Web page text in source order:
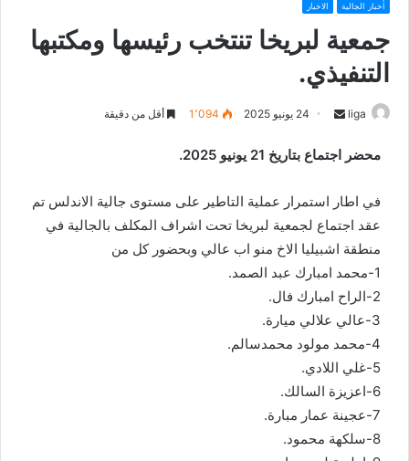
أخبار الجالية الاخبار
جمعية لبريخا تنتخب رئيسها ومكتبها
التنفيذي.
liga
n
n
e
m
a
24 يونيو 2025 1٬094 أقل من دقيقة
محضر اجتماع بتاريخ 21 يونيو 2025.
في اطار استمرار عملية التاطير على مستوى جالية الاندلس تم
عقد اجتماع لجمعية لبريخا تحت اشراف المكلف بالجالية في
منطقة اشبيليا الاخ منو اب عالي وبحضور كل من
1-محمد امبارك عبد الصمد.
2-الراح امبارك فال.
3-عالي علالي ميارة.
4-محمد مولود محمدسالم.
5-غلي اللادي.
6-اعزيزة السالك.
7-عجينة عمار مبارة.
8-سلكهة محمود.